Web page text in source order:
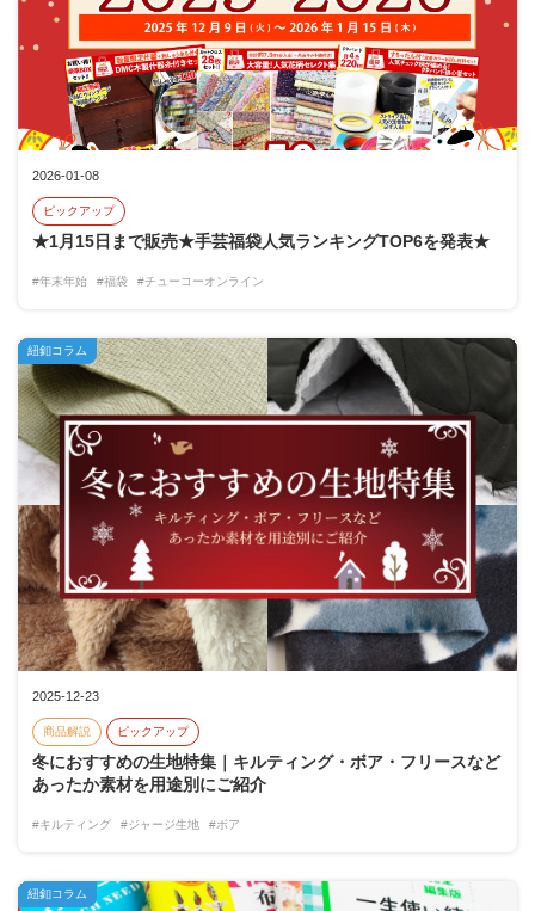
2026-01-08
ピックアップ
★1月15日まで販売★手芸福袋人気ランキングTOP6を発表★
#年末年始 #福袋 #チューコーオンライン
2025-12-23
商品解説 ピックアップ
冬におすすめの生地特集｜キルティング・ボア・フリースなど
あったか素材を用途別にご紹介
#キルティング #ジャージ生地 #ボア
紐釦コラム
紐釦コラム